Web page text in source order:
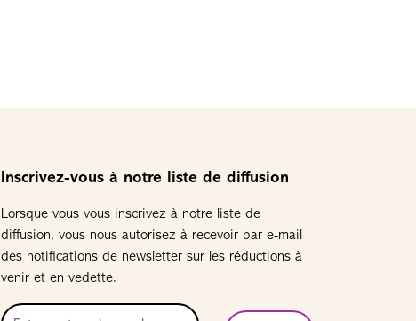
Inscrivez-vous à notre liste de diffusion
Lorsque vous vous inscrivez à notre liste de
diffusion, vous nous autorisez à recevoir par e-mail
des notifications de newsletter sur les réductions à
venir et en vedette.